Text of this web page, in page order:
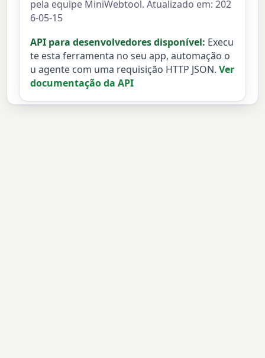
pela equipe MiniWebtool. Atualizado em: 202
6-05-15
API para desenvolvedores disponível: Execu
te esta ferramenta no seu app, automação o
u agente com uma requisição HTTP JSON. Ver
documentação da API